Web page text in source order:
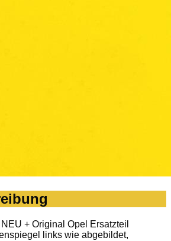
+ Original Opel Ersatzteil
links wie abgebildet,